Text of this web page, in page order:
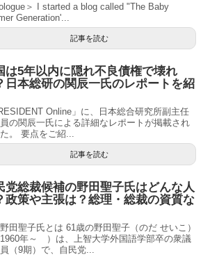
＞ I started a blog called "The Baby
Generation'...
記事を読む
は5年以内に隠れ不良債権で壊れ
日本総研の関辰一氏のレポートを紹
Online」に、日本総合研究所副主任
の関辰一氏による詳細なレポートが掲載され
。 要点をご紹...
記事を読む
党総裁候補の野田聖子氏はどんな人
政策や主張は？総理・総裁の資質な
田聖子氏とは 61歳の野田聖子（のだ せいこ）
年～ ）は、上智大学外国語学部卒の衆議
（9期）で、自民党...